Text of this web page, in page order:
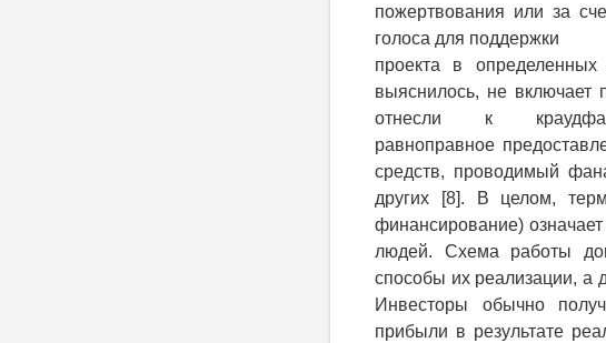
пожертвования или за
голоса для поддержки
проекта в
выяснилось, не включает
отнесли к
равноправное
средств, проводимый
других [8]. В целом,
финансирование)
людей. Схема работы
способы их реализации, а
Инвесторы обычно
прибыли в результате